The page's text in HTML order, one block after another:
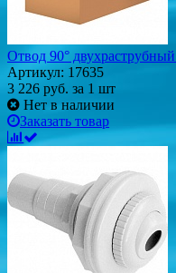
Отвод 90°
Артикул: 17635
3 226 руб. за 1 шт
Нет в наличии
Заказать товар